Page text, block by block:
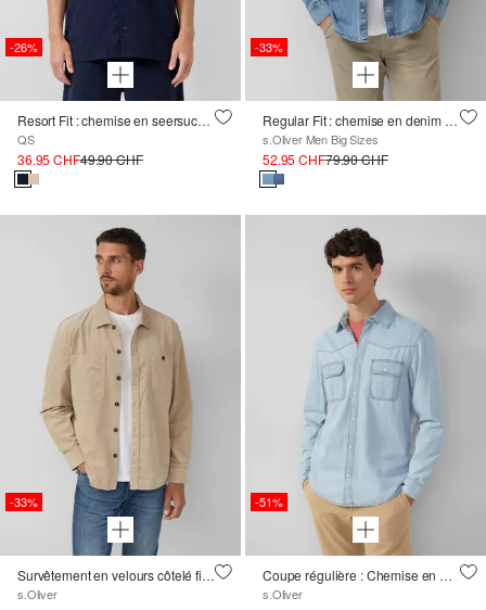
-26%
Resort Fit : chemise en seersucker
QS
36.95 CHF49.90 CHF
-33%
Regular Fit : chemise en denim à manches longues en pur coton
s.Oliver Men Big Sizes
52.95 CHF79.90 CHF
-33%
Survêtement en velours côtelé fin diagonal
s.Oliver
-51%
Coupe régulière : Chemise en denim de style occidental
s.Oliver